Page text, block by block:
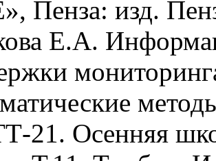
Пенза: изд.
Е.А.
21. Осенняя